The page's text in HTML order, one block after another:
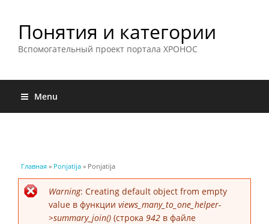
Понятия и категории
Вспомогательный проект портала ХРОНОС
Menu
Вы здесь
Главная » Ponjatija » Ponjatija
Сообщение об ошибке
Warning: Creating default object from empty
value в функции views_many_to_one_helper-
>summary_join() (строка 942 в файле